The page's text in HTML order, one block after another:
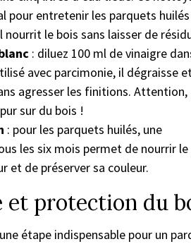
pour entretenir les parquets
le bois sans laisser de
: diluez 100 ml de vinaigre
avec parcimonie, il dégraisse
agresser les finitions. Attention,
sur du bois !
: pour les parquets huilés, une
les six mois permet de nourrir le
et de préserver sa couleur.
et protection du
étape indispensable pour un